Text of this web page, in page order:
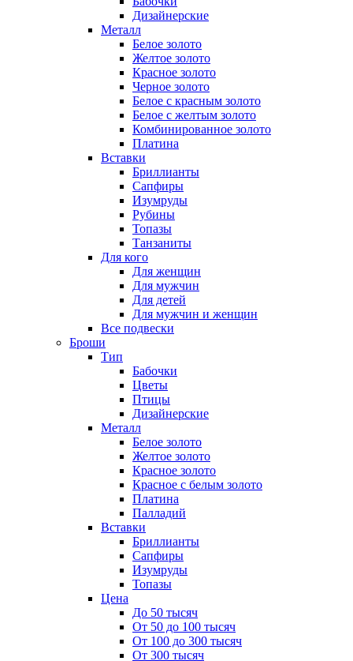
Дизайнерские
Металл
Белое золото
Желтое золото
Красное золото
Черное золото
Белое с красным золото
Белое с желтым золото
Комбинированное золото
Платина
Вставки
Бриллианты
Сапфиры
Изумруды
Рубины
Топазы
Танзаниты
Для кого
Для женщин
Для мужчин
Для детей
Для мужчин и женщин
Все подвески
Броши
Тип
Бабочки
Цветы
Птицы
Дизайнерские
Металл
Белое золото
Желтое золото
Красное золото
Красное с белым золото
Платина
Палладий
Вставки
Бриллианты
Сапфиры
Изумруды
Топазы
Цена
До 50 тысяч
От 50 до 100 тысяч
От 100 до 300 тысяч
От 300 тысяч